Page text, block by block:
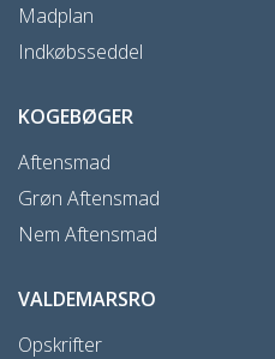
Madplan
Indkøbsseddel
KOGEBØGER
Aftensmad
Grøn Aftensmad
Nem Aftensmad
VALDEMARSRO
Opskrifter